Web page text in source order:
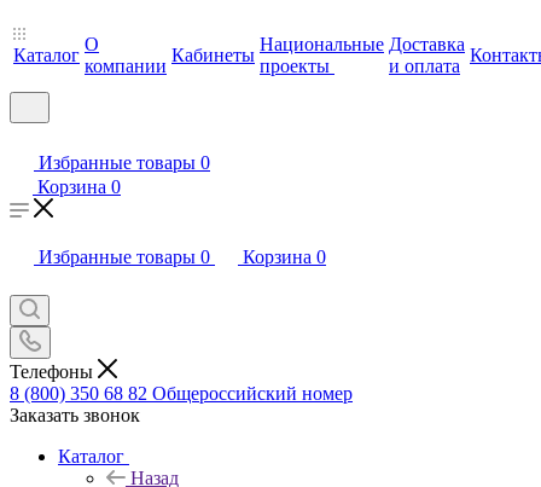
Каталог
О
компании
Кабинеты
Национальные
проекты
Доставка
и оплата
Избранные товары 0
Корзина 0
Избранные товары 0 Корзина 0
Телефоны
8 (800) 350 68 82 Общероссийский номер
Заказать звонок
Каталог
Назад